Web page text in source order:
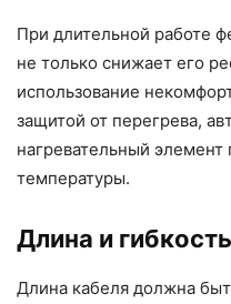
При длительной работе
не только снижает его
использование
защитой от перегрева,
нагревательный
температуры.
Длина и
Длина кабеля должна